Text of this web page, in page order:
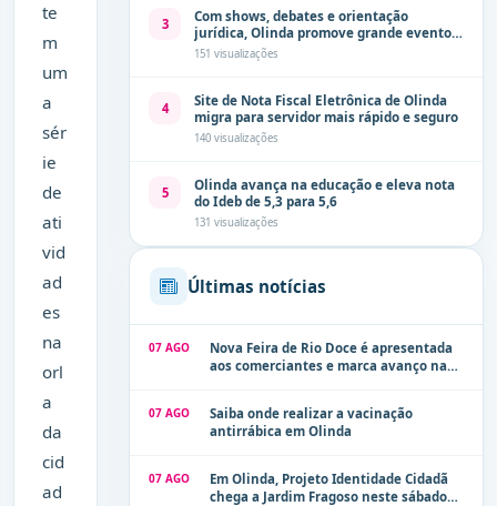
te
m
um
a
sér
ie
de
ati
vid
ad
es
na
orl
a
da
cid
ad
3
Com shows, debates e orientação
jurídica, Olinda promove grande evento
de combate à violência contra a mulher
neste sábado (8)
151 visualizações
4
Site de Nota Fiscal Eletrônica de Olinda
migra para servidor mais rápido e seguro
140 visualizações
5
Olinda avança na educação e eleva nota
do Ideb de 5,3 para 5,6
131 visualizações
Últimas notícias
07 AGO
Nova Feira de Rio Doce é apresentada
aos comerciantes e marca avanço na
07 AGO
Saiba onde realizar a vacinação
antirrábica em Olinda
07 AGO
Em Olinda, Projeto Identidade Cidadã
chega a Jardim Fragoso neste sábado